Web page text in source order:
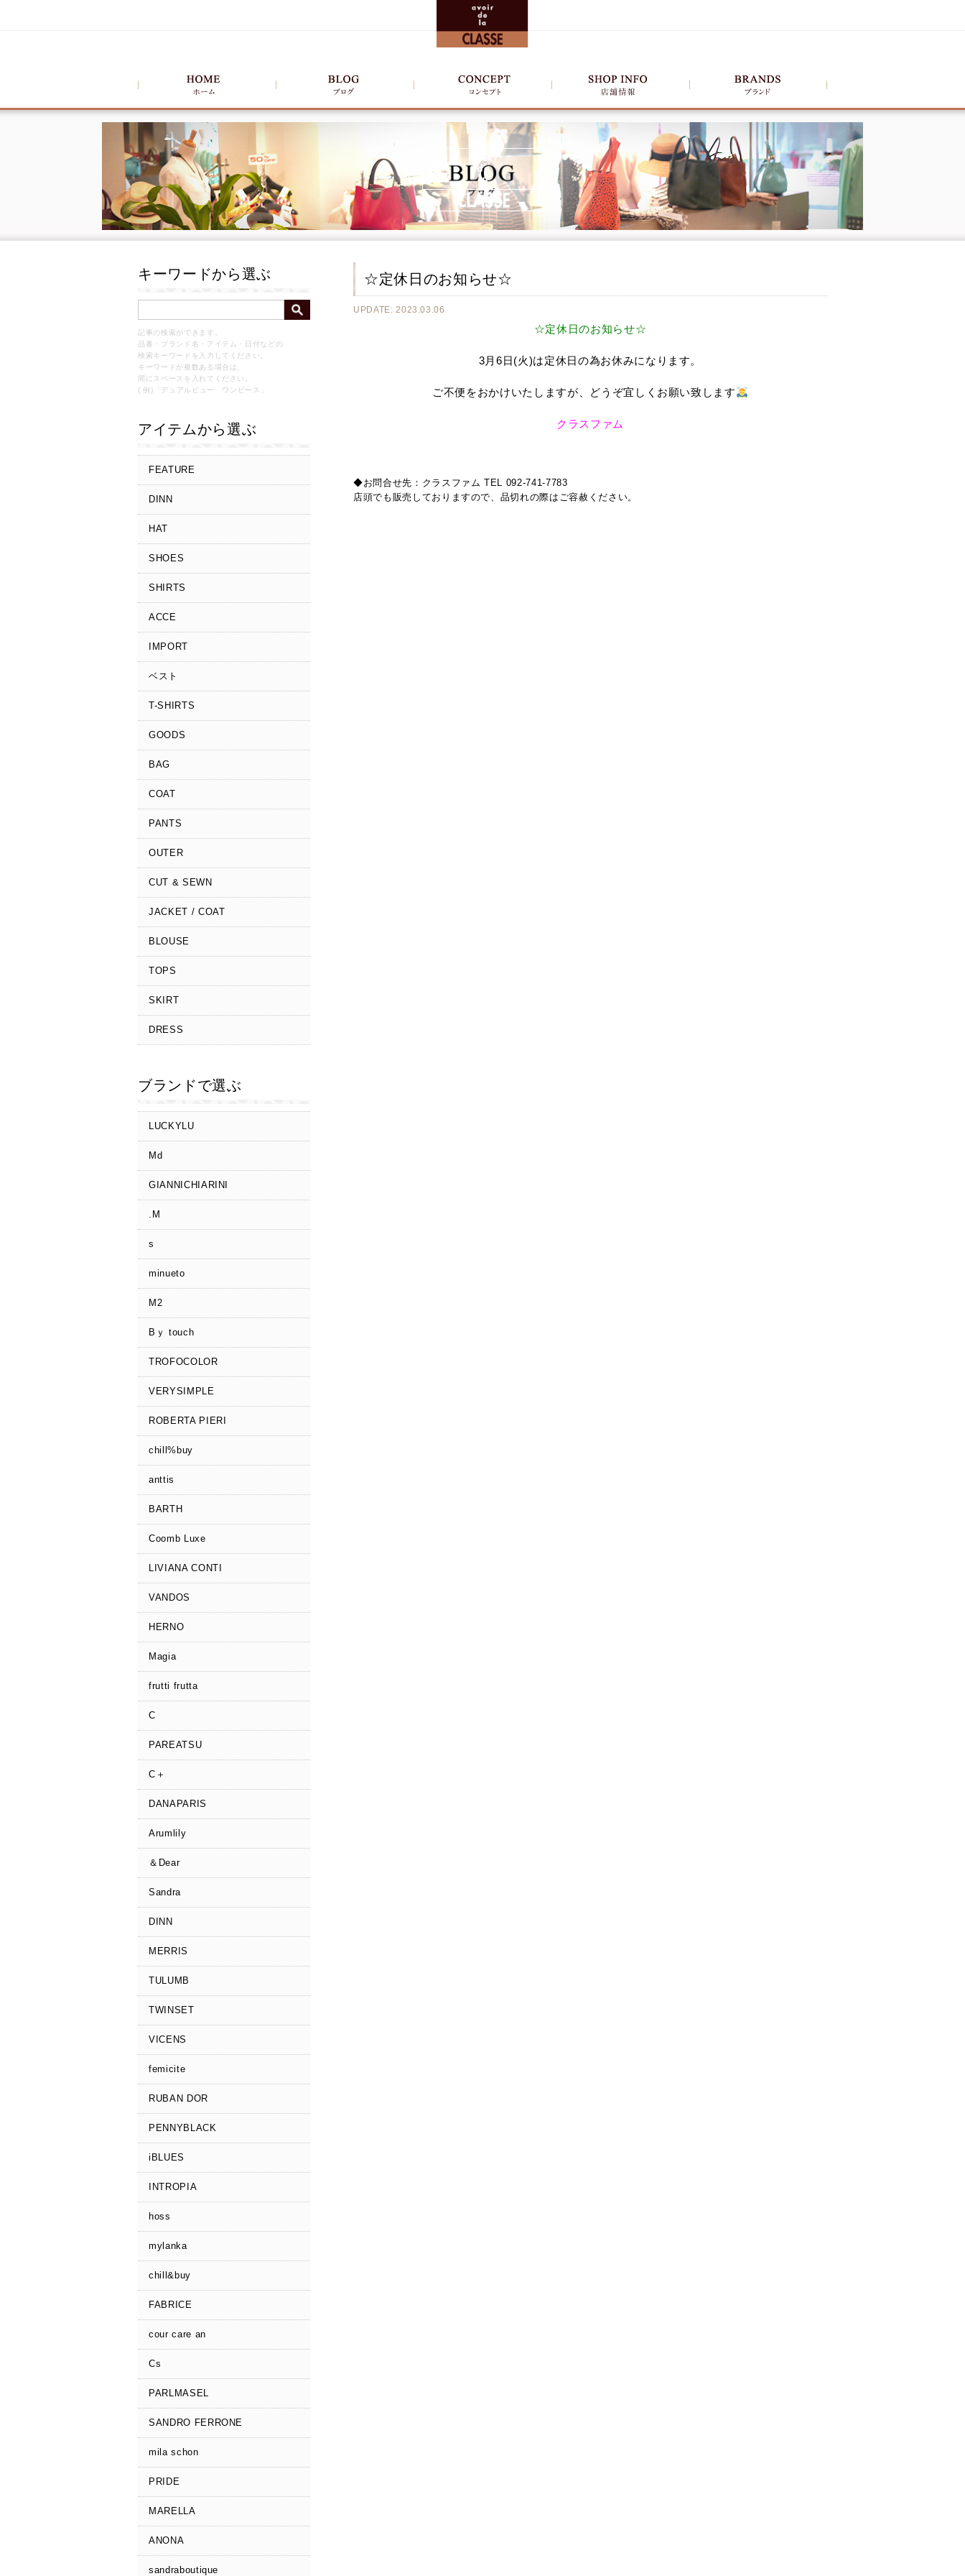
キーワードから選ぶ
記事の検索ができます。
品番・ブランド名・アイテム・日付などの
検索キーワードを入力してください。
キーワードが複数ある場合は、
間にスペースを入れてください。
( 例)「デュアルビュー ワンピース」
アイテムから選ぶ
FEATURE
DINN
HAT
SHOES
SHIRTS
ACCE
IMPORT
ベスト
T-SHIRTS
GOODS
BAG
COAT
PANTS
OUTER
CUT & SEWN
JACKET / COAT
BLOUSE
TOPS
SKIRT
DRESS
ブランドで選ぶ
LUCKYLU
Md
GIANNICHIARINI
.M
s
minueto
M2
Bｙ touch
TROFOCOLOR
VERYSIMPLE
ROBERTA PIERI
chill%buy
anttis
BARTH
Coomb Luxe
LIVIANA CONTI
VANDOS
HERNO
Magia
frutti frutta
C
PAREATSU
C＋
DANAPARIS
Arumlily
＆Dear
Sandra
DINN
MERRIS
TULUMB
TWINSET
VICENS
femicite
RUBAN DOR
PENNYBLACK
iBLUES
INTROPIA
hoss
mylanka
chill&buy
FABRICE
cour care an
Cs
PARLMASEL
SANDRO FERRONE
mila schon
PRIDE
MARELLA
ANONA
sandraboutique
☆定休日のお知らせ☆
UPDATE: 2023.03.06
☆定休日のお知らせ☆
3月6日(火)は定休日の為お休みになります。
ご不便をおかけいたしますが、どうぞ宜しくお願い致します
クラスファム
◆お問合せ先：クラスファム TEL 092-741-7783
店頭でも販売しておりますので、品切れの際はご容赦ください。